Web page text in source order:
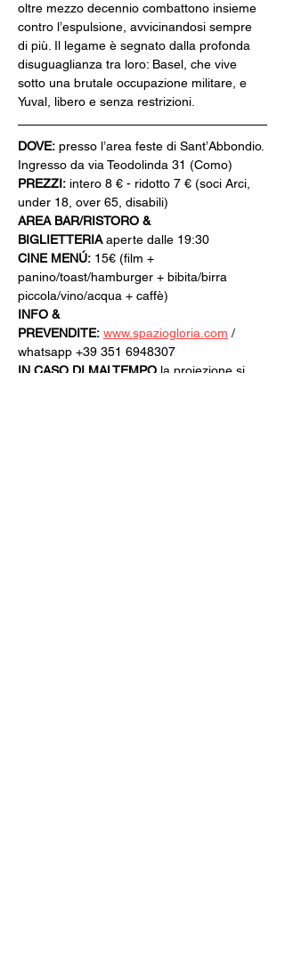
oltre mezzo decennio combattono insieme
contro l’espulsione, avvicinandosi sempre
di più. Il legame è segnato dalla profonda
disuguaglianza tra loro: Basel, che vive
sotto una brutale occupazione militare, e
Yuval, libero e senza restrizioni.
DOVE: presso l’area feste di Sant’Abbondio.
Ingresso da via Teodolinda 31 (Como)
PREZZI: intero 8 € - ridotto 7 € (soci Arci,
under 18, over 65, disabili)
AREA BAR/RISTORO &
BIGLIETTERIA aperte dalle 19:30
CINE MENÚ: 15€ (film +
panino/toast/hamburger + bibita/birra
piccola/vino/acqua + caffè)
INFO &
PREVENDITE: www.spaziogloria.com /
whatsapp +39 351 6948307
IN CASO DI MALTEMPO la proiezione si